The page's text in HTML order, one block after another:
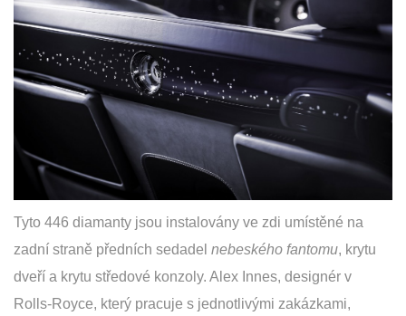
Tyto 446 diamanty jsou instalovány ve zdi umístěné na
zadní straně předních sedadel nebeského fantomu, krytu
dveří a krytu středové konzoly. Alex Innes, designér v
Rolls-Royce, který pracuje s jednotlivými zakázkami,